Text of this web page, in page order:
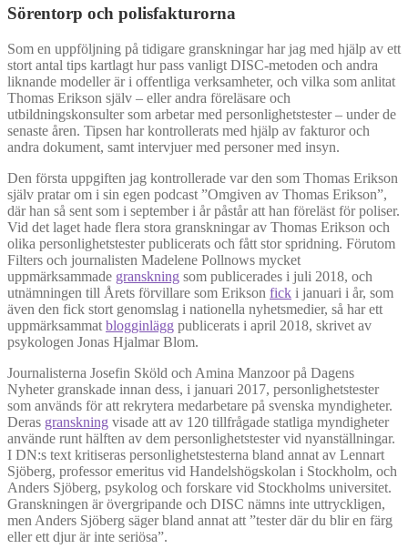
Sörentorp och polisfakturorna
Som en uppföljning på tidigare granskningar har jag med hjälp av ett
stort antal tips kartlagt hur pass vanligt DISC-metoden och andra
liknande modeller är i offentliga verksamheter, och vilka som anlitat
Thomas Erikson själv – eller andra föreläsare och
utbildningskonsulter som arbetar med personlighetstester – under de
senaste åren. Tipsen har kontrollerats med hjälp av fakturor och
andra dokument, samt intervjuer med personer med insyn.
Den första uppgiften jag kontrollerade var den som Thomas Erikson
själv pratar om i sin egen podcast ”Omgiven av Thomas Erikson”,
där han så sent som i september i år påstår att han föreläst för poliser.
Vid det laget hade flera stora granskningar av Thomas Erikson och
olika personlighetstester publicerats och fått stor spridning. Förutom
Filters och journalisten Madelene Pollnows mycket
uppmärksammade granskning som publicerades i juli 2018, och
utnämningen till Årets förvillare som Erikson fick i januari i år, som
även den fick stort genomslag i nationella nyhetsmedier, så har ett
uppmärksammat blogginlägg publicerats i april 2018, skrivet av
psykologen Jonas Hjalmar Blom.
Journalisterna Josefin Sköld och Amina Manzoor på Dagens
Nyheter granskade innan dess, i januari 2017, personlighetstester
som används för att rekrytera medarbetare på svenska myndigheter.
Deras granskning visade att av 120 tillfrågade statliga myndigheter
använde runt hälften av dem personlighetstester vid nyanställningar.
I DN:s text kritiseras personlighetstesterna bland annat av Lennart
Sjöberg, professor emeritus vid Handelshögskolan i Stockholm, och
Anders Sjöberg, psykolog och forskare vid Stockholms universitet.
Granskningen är övergripande och DISC nämns inte uttryckligen,
men Anders Sjöberg säger bland annat att ”tester där du blir en färg
eller ett djur är inte seriösa”.